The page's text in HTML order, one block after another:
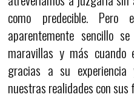
como predecible.
aparentemente sencillo
maravillas y más cuando
gracias a su
nuestras realidades con